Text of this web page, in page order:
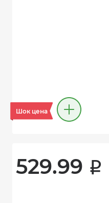
Шок цена
529.99 i